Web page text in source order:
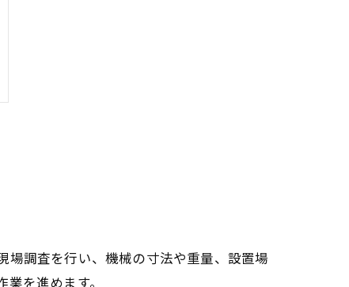
場調査を行い、機械の寸法や重量、設置場
を進めます。